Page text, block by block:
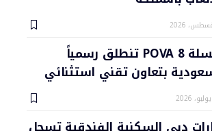
سلسلة POVA 8 تنطلق رسمياً
بتعاون تقني استثنائي